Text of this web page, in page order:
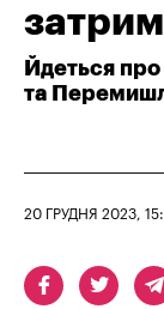
Йдеться
та
20 ГРУДНЯ 2023,